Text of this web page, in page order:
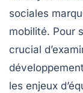
sociales
mobilité. Pour
crucial
les enjeux